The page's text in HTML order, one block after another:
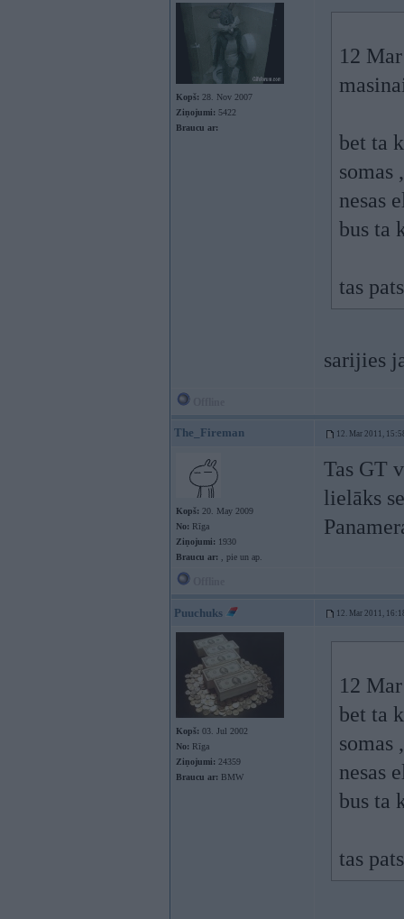
Kopš: 28. Nov 2007
Ziņojumi: 5422
Braucu ar:
12
bet ta
somas
nesas
bus ta
tas
sarijies
The_Fireman 12. Mar 2011,
Kopš: 20. May 2009
No: Rīga
Ziņojumi: 1930
Braucu ar: , pie un ap.
Tas GT
lielāks
Puuchuks 12. Mar 2011,
Kopš: 03. Jul 2002
No: Rīga
Ziņojumi: 24359
Braucu ar: BMW
12
bet ta
somas
nesas
bus ta
tas